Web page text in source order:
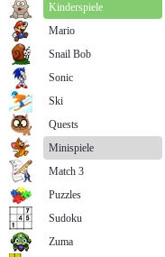
Kinderspiele
Mario
Snail Bob
Sonic
Ski
Quests
Minispiele
Match 3
Puzzles
Sudoku
Zuma